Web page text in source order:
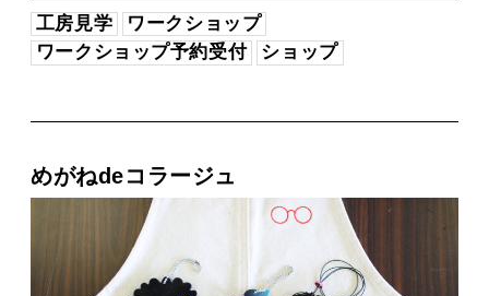
工房見学
ワークショップ
ワークショップ予約受付
ショップ
めがねdeコラージュ